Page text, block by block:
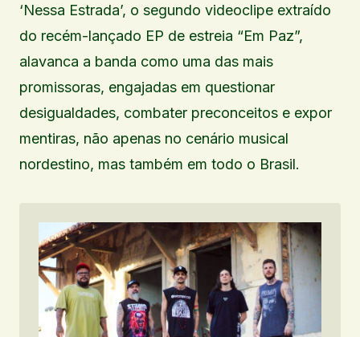
‘Nessa Estrada’, o segundo videoclipe extraído
do recém-lançado EP de estreia “Em Paz”,
alavanca a banda como uma das mais
promissoras, engajadas em questionar
desigualdades, combater preconceitos e expor
mentiras, não apenas no cenário musical
nordestino, mas também em todo o Brasil.